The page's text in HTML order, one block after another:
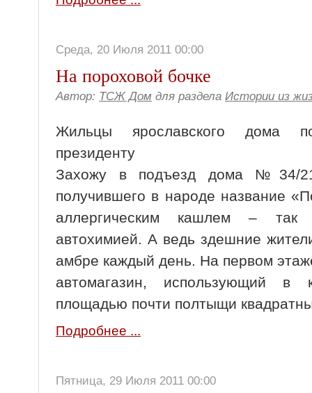
Среда, 20 Июля 2011 00:00
На пороховой бочке
Автор: ТСЖ Дом для раздела Истории из
Жильцы ярославского дома
президенту
Захожу в подъезд дома №34/21
получившего в народе название
аллергическим кашлем – так
автохимией. А ведь здешние
амбре каждый день. На первом
автомагазин, использующий в
площадью почти полтыщи
Подробнее ...
Пятница, 29 Июля 2011 00:00